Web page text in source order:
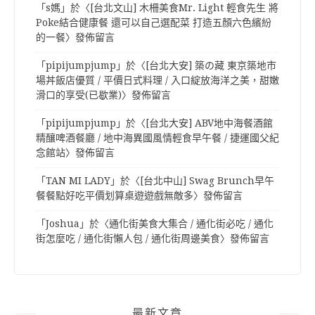
「s媽 」於〈 [台北文山] 木柵美食Mr. Light 輕食先生 將
Poke結合健康餐 還可以自己選配菜 打造五顏六色繽紛
的一餐〉發佈留言
「pipijumpjump 」於〈 [台北大安] 築の藏 東京築地市
場丼飯店優質 / 平價日式料理 / 入口綻放海洋之美，甜嫩
滑口的享受(已歇業)〉發佈留言
「pipijumpjump 」於〈 [台北大安] ABV地中海餐酒館
精釀啤酒餐廳 / 地中海異國風情輕食早午餐 / 捷運國父紀
念館站〉發佈留言
「TAN MI LADY」於〈 [台北中山] Swag Brunch早午
餐餐點好吃平價划算桌遊遊戲無敵多〉發佈留言
「Joshua 」於〈通化街美食大集合 / 通化街必吃 / 通化
街怎麼吃 / 通化街懶人包 / 通化街周邊美食〉發佈留言